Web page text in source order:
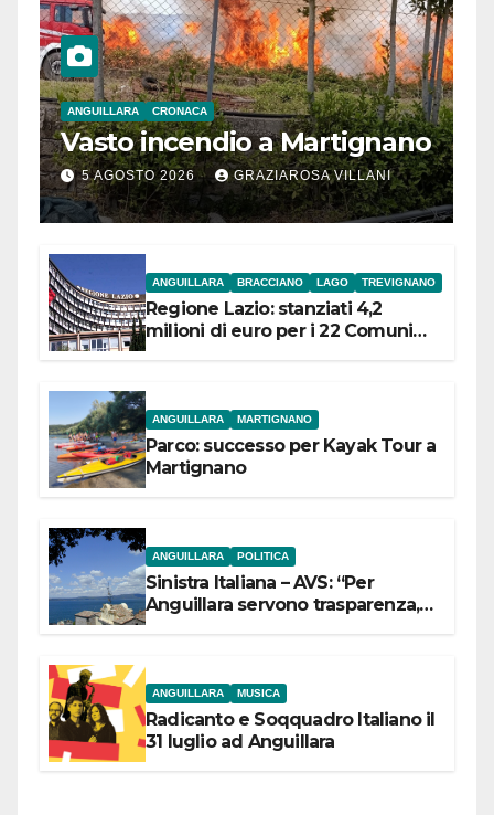
ANGUILLARA CRONACA
Vasto incendio a Martignano
5 AGOSTO 2026 GRAZIAROSA VILLANI
ANGUILLARA BRACCIANO LAGO TREVIGNANO
Regione Lazio: stanziati 4,2
milioni di euro per i 22 Comuni
ANGUILLARA MARTIGNANO
Parco: successo per Kayak Tour a
Martignano
ANGUILLARA POLITICA
Sinistra Italiana – AVS: “Per
Anguillara servono trasparenza,
ANGUILLARA MUSICA
Radicanto e Soqquadro Italiano il
31 luglio ad Anguillara